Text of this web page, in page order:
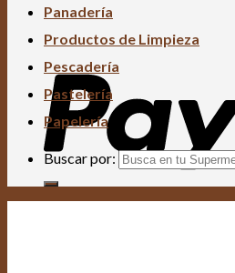
Panadería
Productos de Limpieza
Pescadería
Pastelería
Papelería
Buscar por: